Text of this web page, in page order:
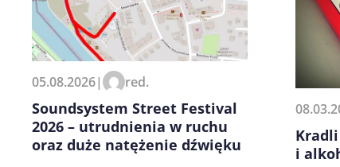
Zapamiętaj moje dane w
kolejnych komentarzy.
05.08.2026| red.
Soundsystem Street Festival
2026 – utrudnienia w ruchu
oraz duże natężenie dźwięku
i